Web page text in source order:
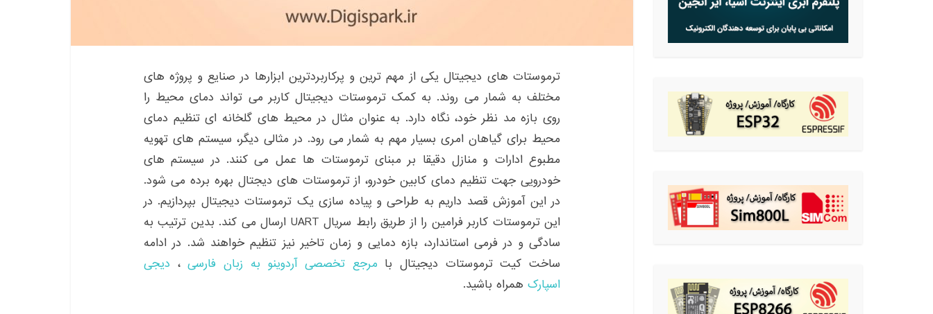
ترموستات های دیجیتال یکی از مهم ترین و پرکاربردترین ابزارها در صنایع و پروژه های
مختلف به شمار می روند. به کمک ترموستات دیجیتال کاربر می تواند دمای محیط را
روی بازه مد نظر خود، نگاه دارد. به عنوان مثال در محیط های گلخانه ای تنظیم دمای
محیط برای گیاهان امری بسیار مهم به شمار می رود. در مثالی دیگر، سیستم های تهویه
مطبوع ادارات و منازل دقیقا بر مبنای ترموستات ها عمل می کنند. در سیستم های
خودرویی جهت تنظیم دمای کابین خودرو، از ترموستات های دیجتال بهره برده می شود.
در این آموزش قصد داریم به طراحی و پیاده سازی یک ترموستات دیجیتال بپردازیم. در
این ترموستات کاربر فرامین را از طریق رابط سریال UART ارسال می کند. بدین ترتیب به
سادگی و در فرمی استاندارد، بازه دمایی و زمان تاخیر نیز تنظیم خواهند شد. در ادامه
ساخت کیت ترموستات دیجیتال با مرجع تخصصی آردوینو به زبان فارسی، دیجی
اسپارک همراه باشید.